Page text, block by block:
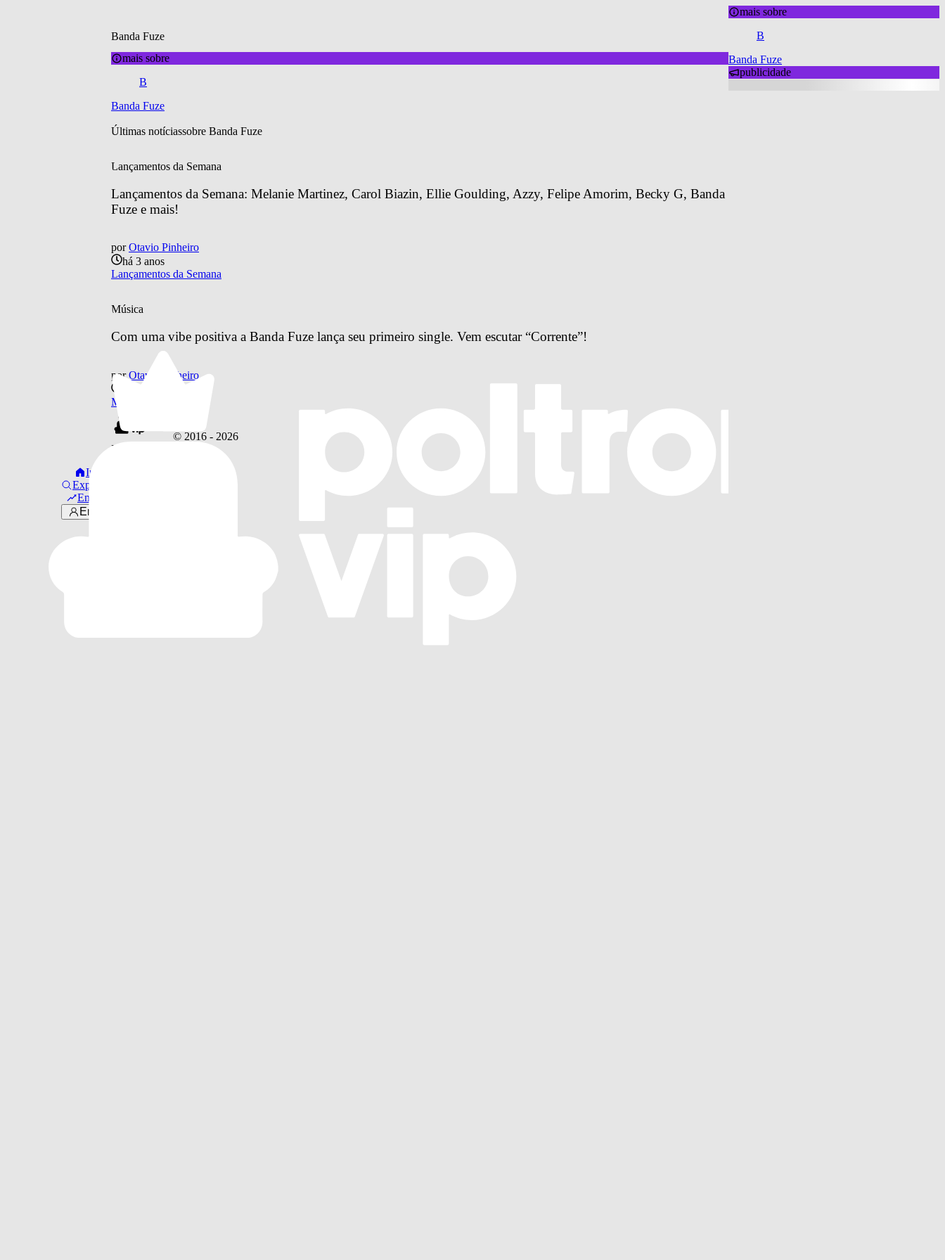
Início
Explorar
Em alta
Entrar
Banda Fuze
mais sobre
B
Banda Fuze
Últimas notíciassobre Banda Fuze
Lançamentos da Semana
Lançamentos da Semana: Melanie Martinez, Carol Biazin, Ellie Goulding, Azzy, Felipe Amorim, Becky G, Banda
Fuze e mais!
por Otavio Pinheiro
há 3 anos
Lançamentos da Semana
Música
Com uma vibe positiva a Banda Fuze lança seu primeiro single. Vem escutar “Corrente”!
por Otavio Pinheiro
Música
© 2016 - 2026
Links úteis
mais sobre
B
Banda Fuze
publicidade